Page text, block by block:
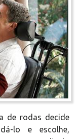
de rodas decide
lo e escolhe,